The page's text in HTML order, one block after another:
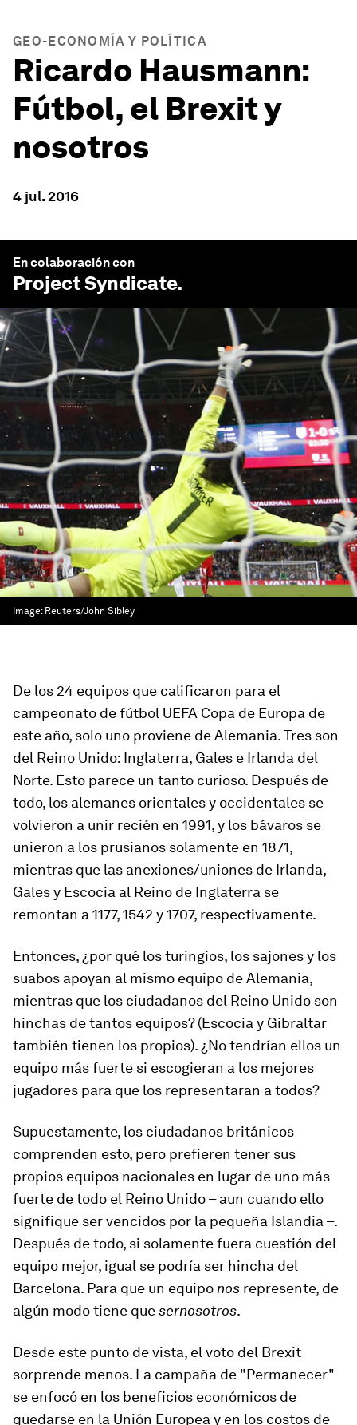
GEO-ECONOMÍA Y POLÍTICA
Ricardo Hausmann:
Fútbol, el Brexit y
nosotros
4 jul. 2016
En colaboración con
Project Syndicate.
Image: Reuters/John Sibley
De los 24 equipos que calificaron para el
campeonato de fútbol UEFA Copa de Europa de
este año, solo uno proviene de Alemania. Tres son
del Reino Unido: Inglaterra, Gales e Irlanda del
Norte. Esto parece un tanto curioso. Después de
todo, los alemanes orientales y occidentales se
volvieron a unir recién en 1991, y los bávaros se
unieron a los prusianos solamente en 1871,
mientras que las anexiones/uniones de Irlanda,
Gales y Escocia al Reino de Inglaterra se
remontan a 1177, 1542 y 1707, respectivamente.
Entonces, ¿por qué los turingios, los sajones y los
suabos apoyan al mismo equipo de Alemania,
mientras que los ciudadanos del Reino Unido son
hinchas de tantos equipos? (Escocia y Gibraltar
también tienen los propios). ¿No tendrían ellos un
equipo más fuerte si escogieran a los mejores
jugadores para que los representaran a todos?
Supuestamente, los ciudadanos británicos
comprenden esto, pero prefieren tener sus
propios equipos nacionales en lugar de uno más
fuerte de todo el Reino Unido – aun cuando ello
signifique ser vencidos por la pequeña Islandia –.
Después de todo, si solamente fuera cuestión del
equipo mejor, igual se podría ser hincha del
Barcelona. Para que un equipo nos represente, de
algún modo tiene quesernosotros.
Desde este punto de vista, el voto del Brexit
sorprende menos. La campaña de "Permanecer"
se enfocó en los beneficios económicos de
quedarse en la Unión Europea y en los costos de